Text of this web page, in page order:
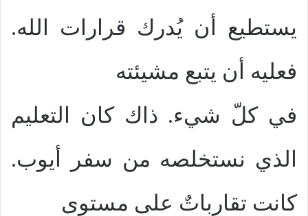
يستطيع أن يُدرك قرارات الله.
فعليه أن يتبع مشيئته
في كلّ شيء. ذاك كان التعليم
الذي نستخلصه من سفر أيوب.
كانت تقارباتٌ على مستوى